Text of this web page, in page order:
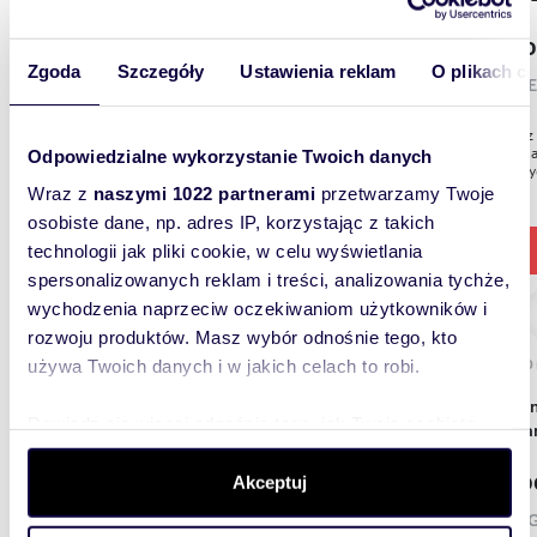
Zgoda Szczegóły Ustawienia reklam O plikach
Odpowiedzialne wykorzystanie Twoich danych
Wraz z naszymi 1022 partnerami przetwarzamy Twoje
osobiste dane, np. adres IP, korzystając z takich
technologii jak pliki cookie, w celu wyświetlania
spersonalizowanych reklam i treści, analizowania tychże,
wychodzenia naprzeciw oczekiwaniom użytkowników i
rozwoju produktów. Masz wybór odnośnie tego, kto
używa Twoich danych i w jakich celach to robi.
dane są przetwarzane oraz ustaw własne preferencje w
. W Deklaracji plików cookie możesz
zmienić lub wycofać swoją zgodę w dowolnej chwili.
Akceptuj
65
garaż
lub
może
15,50
109
garaż